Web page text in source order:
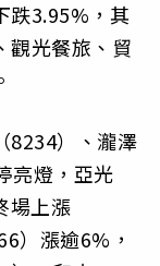
跌3.95%，其
觀光餐旅、貿
8234）、瀧澤
亮燈，亞光
場上漲
）漲逾6%，